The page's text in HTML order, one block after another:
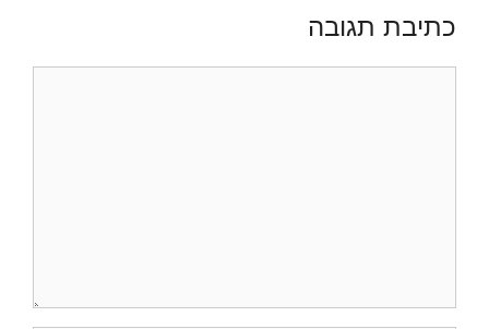
כתיבת תגובה